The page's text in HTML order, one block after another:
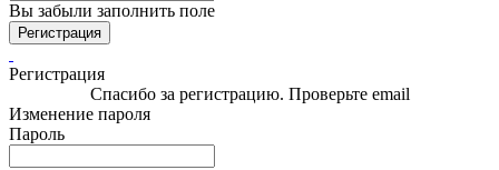
Вы забыли заполнить поле
Регистрация
Регистрация
Спасибо за регистрацию. Проверьте email
Изменение пароля
Пароль